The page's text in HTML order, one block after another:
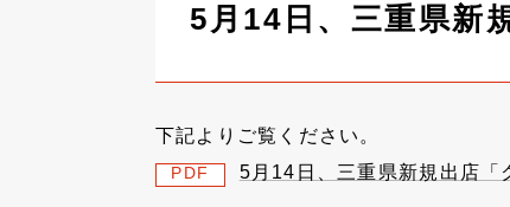
5月14日、三重県新
下記よりご覧ください。
PDF 5月14日、三重県新規出店「